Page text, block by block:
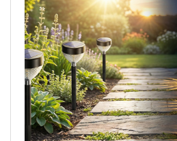
correcte évite les baisses de
autonomies réduites et les
assurant ainsi un éclairage
et fiable.